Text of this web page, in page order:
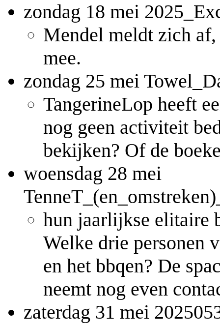
zondag 18 mei
Mendel meldt zich
mee.
zondag 25 mei
TangerineLop heeft
nog geen activiteit
bekijken? Of de
woensdag 28 mei
hun jaarlijkse elitaire
Welke drie personen
en het bbqen? De
neemt nog even
zaterdag 31 mei